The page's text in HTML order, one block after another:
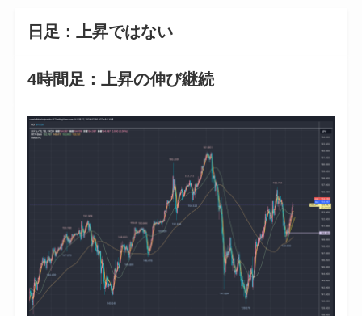
日足：上昇ではない
4時間足：上昇の伸び継続